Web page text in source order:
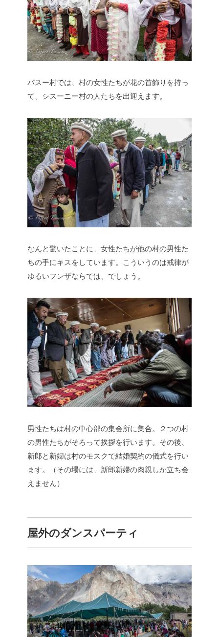
パスー村では、村の女性たちが花の首飾りを持っ
て、シスーニー村の人たちを出迎えます。
なんと驚いたことに、女性たちが他の村の男性た
ちの手にキスをしています。こういうのは戒律が
ゆるいフンザならでは、でしょう。
男性たちは村の中心部の集会所に集合。２つの村
の男性たちがそろって挨拶を行います。その後、
新郎と新婦は村のモスクで結婚契約の儀式を行い
ます。（その場には、新郎新婦の肉親しか立ち会
えません）
屋外のダンスパーティ